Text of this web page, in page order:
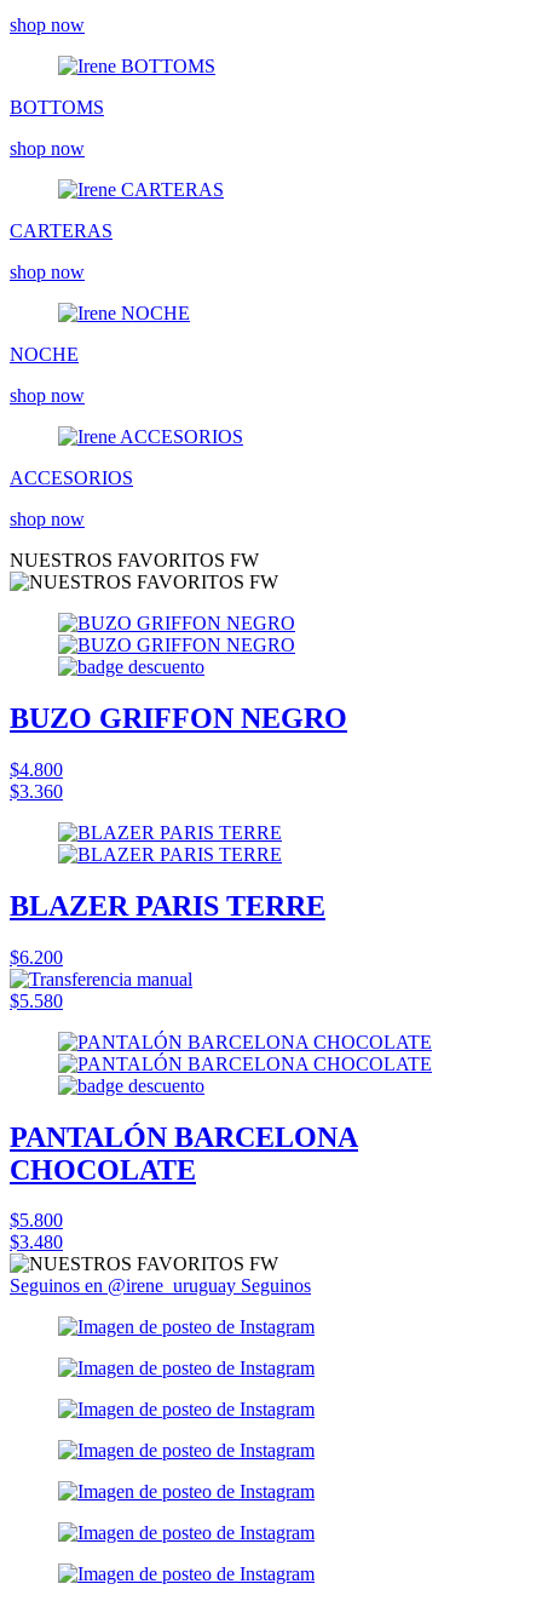
shop now
BOTTOMS
shop now
CARTERAS
shop now
NOCHE
shop now
ACCESORIOS
shop now
NUESTROS FAVORITOS FW
BUZO GRIFFON NEGRO
$4.800
$3.360
BLAZER PARIS TERRE
$6.200
$5.580
PANTALÓN BARCELONA
CHOCOLATE
$5.800
$3.480
Seguinos en @irene_uruguay Seguinos